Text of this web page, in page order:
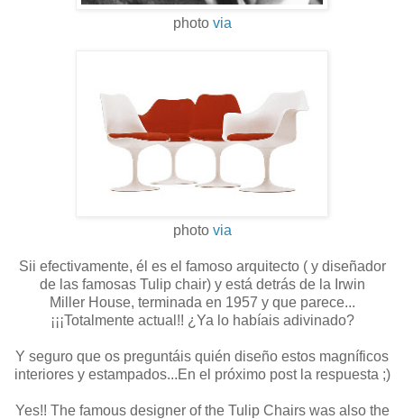
photo via
photo via
Sii efectivamente, él es el famoso arquitecto ( y diseñador
de las famosas Tulip chair) y está detrás de la Irwin
Miller House, terminada en 1957 y que parece...
¡¡¡Totalmente actual!! ¿Ya lo habíais adivinado?
Y seguro que os preguntáis quién diseño estos magníficos
interiores y estampados...En el próximo post la respuesta ;)
Yes!! The famous designer of the Tulip Chairs was also the